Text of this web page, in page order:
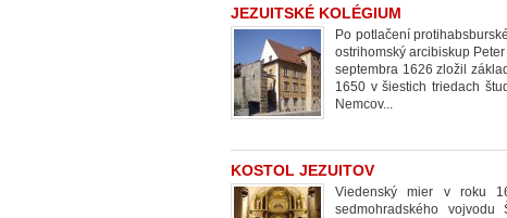
JEZUITSKÉ KOLÉGIUM
Po potlačení
ostrihomský arcibiskup
septembra 1626 zložil
1650 v šiestich triedach
Nemcov...
KOSTOL JEZUITOV
Viedenský mier v roku
sedmohradského